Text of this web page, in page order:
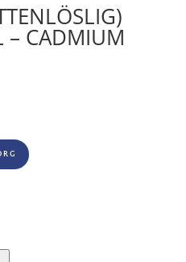
– CADMIUM